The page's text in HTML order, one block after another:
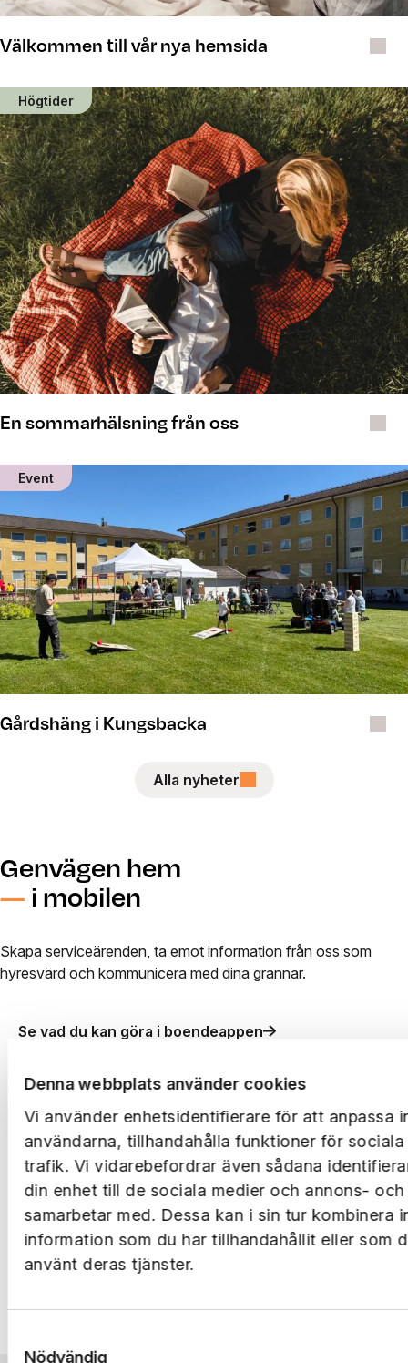
Denna webbplats använder cookies
Vi använder enhetsidentifierare för att anpassa
användarna, tillhandahålla funktioner för
trafik. Vi vidarebefordrar även sådana
din enhet till de sociala medier och annons-
samarbetar med. Dessa kan i sin tur kombinera
information som du har tillhandahållit eller som
använt deras tjänster.
Nödvändig
Välkommen till vår nya hemsida
Högtider
En sommarhälsning från oss
Event
Gårdshäng i Kungsbacka
Alla nyheter
Genvägen hem
— i mobilen
Skapa serviceärenden, ta emot information från oss som
hyresvärd och kommunicera med dina grannar.
Se vad du kan göra i boendeappen